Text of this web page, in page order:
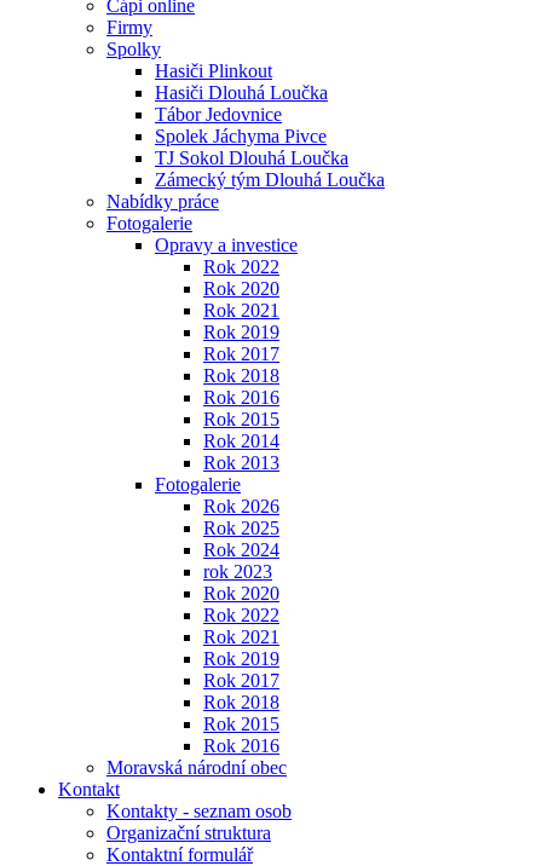
Čápi online
Firmy
Spolky
Hasiči Plinkout
Hasiči Dlouhá Loučka
Tábor Jedovnice
Spolek Jáchyma Pivce
TJ Sokol Dlouhá Loučka
Zámecký tým Dlouhá Loučka
Nabídky práce
Fotogalerie
Opravy a investice
Rok 2022
Rok 2020
Rok 2021
Rok 2019
Rok 2017
Rok 2018
Rok 2016
Rok 2015
Rok 2014
Rok 2013
Fotogalerie
Rok 2026
Rok 2025
Rok 2024
rok 2023
Rok 2020
Rok 2022
Rok 2021
Rok 2019
Rok 2017
Rok 2018
Rok 2015
Rok 2016
Moravská národní obec
Kontakt
Kontakty - seznam osob
Organizační struktura
Kontaktní formulář